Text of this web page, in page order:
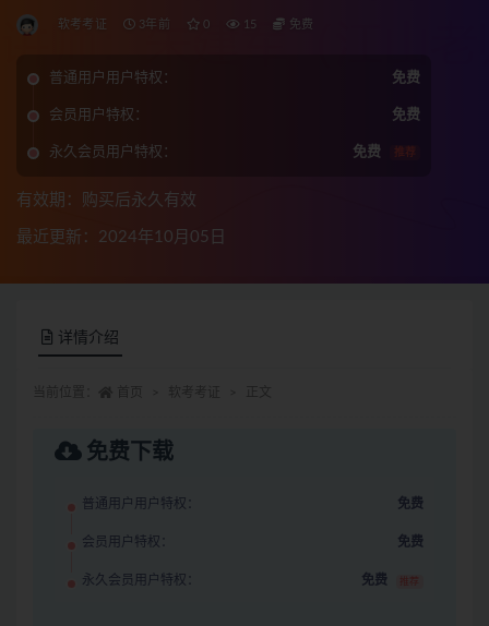
软考考证 3年前 0 15 免费
普通用户用户特权： 免费
会员用户特权： 免费
永久会员用户特权： 免费 推荐
有效期：购买后永久有效
最近更新：2024年10月05日
详情介绍
免费下载
普通用户用户特权： 免费
会员用户特权： 免费
永久会员用户特权： 免费 推荐